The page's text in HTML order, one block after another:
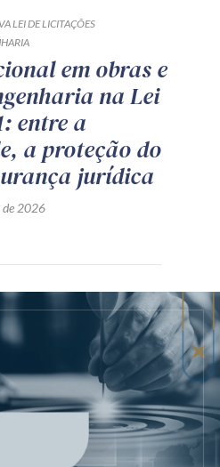
LEI DE LICITAÇÕES
em obras e
na Lei
entre a
a proteção do
jurídica
de 2026